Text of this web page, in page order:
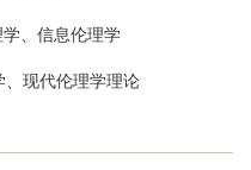
、信息伦理学
、现代伦理学理论